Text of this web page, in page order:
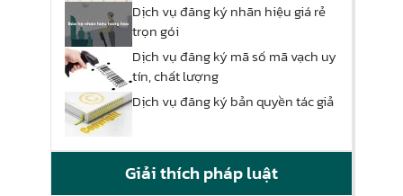
Dịch vụ đăng ký nhãn hiệu giá rẻ
trọn gói
Dịch vụ đăng ký mã số mã vạch uy
tín, chất lượng
Dịch vụ đăng ký bản quyền tác giả
Giải thích pháp luật